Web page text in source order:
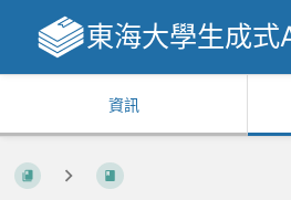
東海大學生成式
資訊